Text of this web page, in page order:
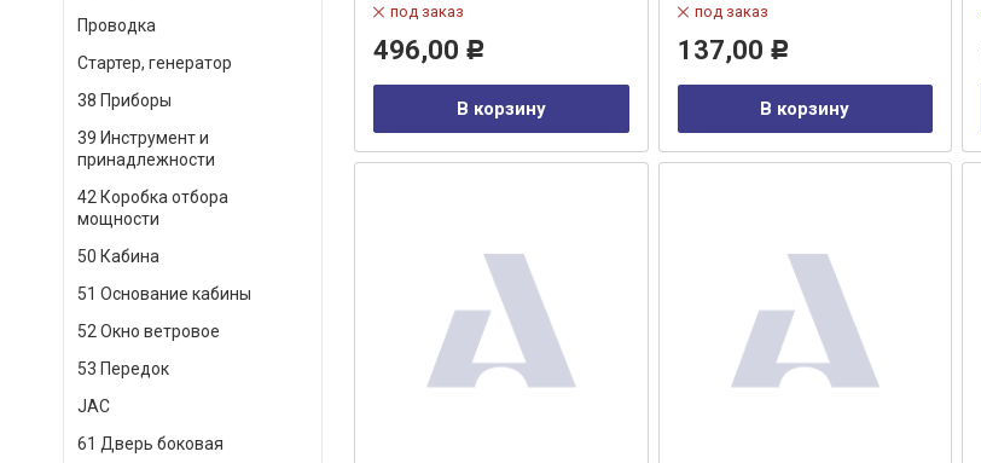
Проводка
Стартер, генератор
38 Приборы
39 Инструмент и
принадлежности
42 Коробка отбора
мощности
50 Кабина
51 Основание кабины
52 Окно ветровое
53 Передок
JAC
61 Дверь боковая
под заказ
496,00 Р
В корзину
под заказ
137,00 Р
В корзину